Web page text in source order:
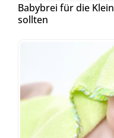
Babybrei für die
sollten